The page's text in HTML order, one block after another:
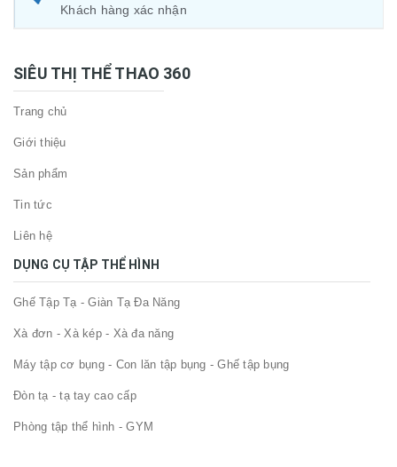
Khách hàng xác nhận
SIÊU THỊ THỂ THAO 360
Trang chủ
Giới thiệu
Sản phẩm
Tin tức
Liên hệ
DỤNG CỤ TẬP THỂ HÌNH
Ghế Tập Tạ - Giàn Tạ Đa Năng
Xà đơn - Xà kép - Xà đa năng
Máy tập cơ bụng - Con lăn tập bụng - Ghế tập bụng
Đòn tạ - tạ tay cao cấp
Phòng tập thể hình - GYM